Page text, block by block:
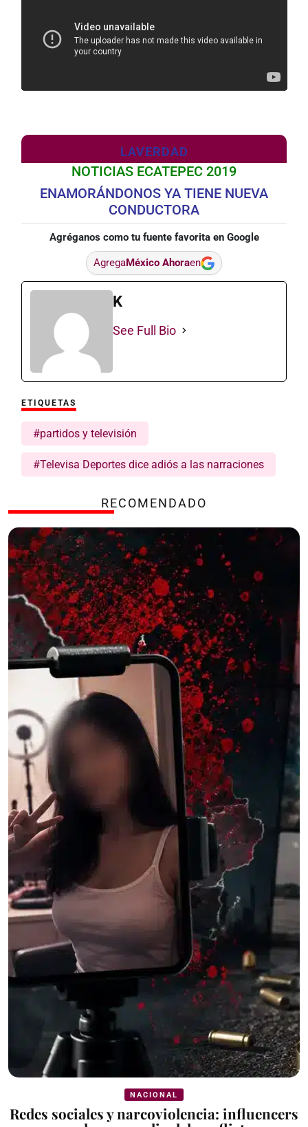
LAVERDAD
NOTICIAS ECATEPEC 2019
ENAMORÁNDONOS YA TIENE NUEVA
CONDUCTORA
Agréganos como tu fuente favorita en Google
AgregaMéxico Ahoraen
K
See Full Bio
ETIQUETAS
#partidos y televisión
#Televisa Deportes dice adiós a las narraciones
RECOMENDADO
NACIONAL
Redes sociales y narcoviolencia: influencers